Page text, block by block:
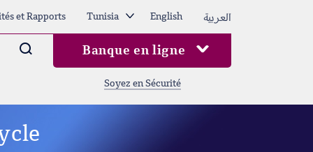
et Rapports Tunisia English العربية
Arama Banque en ligne
Soyez en Sécurité